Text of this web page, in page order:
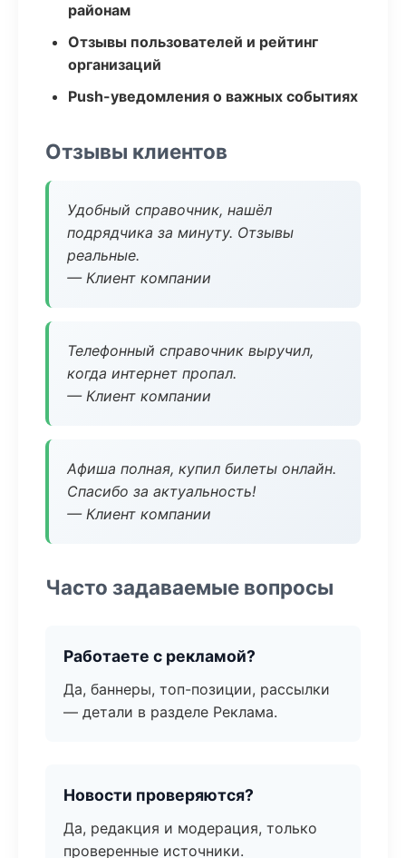
районам
Отзывы пользователей и рейтинг
организаций
Push-уведомления о важных событиях
Отзывы клиентов
Удобный справочник, нашёл
подрядчика за минуту. Отзывы
реальные.
— Клиент компании
Телефонный справочник выручил,
когда интернет пропал.
— Клиент компании
Афиша полная, купил билеты онлайн.
Спасибо за актуальность!
— Клиент компании
Часто задаваемые вопросы
Работаете с рекламой?
Да, баннеры, топ-позиции, рассылки
— детали в разделе Реклама.
Новости проверяются?
Да, редакция и модерация, только
проверенные источники.